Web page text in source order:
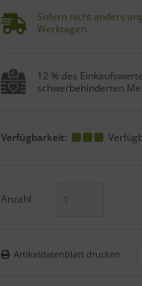
Sofern nicht anders
Werktagen.
12 % des
schwerbehinderten
Verfügbarkeit:
Anzahl
Artikeldatenblatt drucken